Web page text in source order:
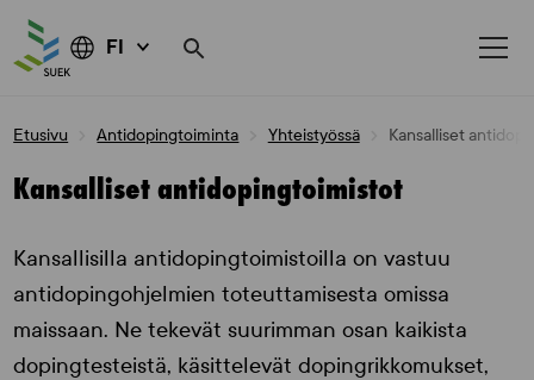
FI
Etusivu Antidopingtoiminta Yhteistyössä Kansalliset
Kansalliset antidopingtoimistot
Kansallisilla antidopingtoimistoilla on vastuu
antidopingohjelmien toteuttamisesta omissa
maissaan. Ne tekevät suurimman osan kaikista
dopingtesteistä, käsittelevät dopingrikkomukset,